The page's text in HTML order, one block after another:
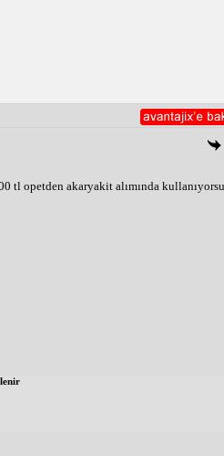
tl opetden akaryakit alımında